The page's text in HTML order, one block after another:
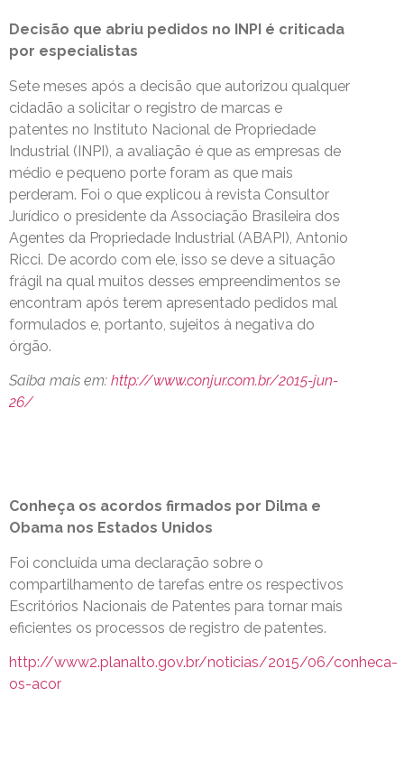
Decisão que abriu pedidos no INPI é criticada
por especialistas
Sete meses após a decisão que autorizou qualquer
cidadão a solicitar o registro de marcas e
patentes no Instituto Nacional de Propriedade
Industrial (INPI), a avaliação é que as empresas de
médio e pequeno porte foram as que mais
perderam. Foi o que explicou à revista Consultor
Jurídico o presidente da Associação Brasileira dos
Agentes da Propriedade Industrial (ABAPI), Antonio
Ricci. De acordo com ele, isso se deve a situação
frágil na qual muitos desses empreendimentos se
encontram após terem apresentado pedidos mal
formulados e, portanto, sujeitos à negativa do
órgão.
Saiba mais em: http://www.conjur.com.br/2015-jun-
26/
Conheça os acordos firmados por Dilma e
Obama nos Estados Unidos
Foi concluída uma declaração sobre o
compartilhamento de tarefas entre os respectivos
Escritórios Nacionais de Patentes para tornar mais
eficientes os processos de registro de patentes.
http://www2.planalto.gov.br/noticias/2015/06/conheca-
os-acor